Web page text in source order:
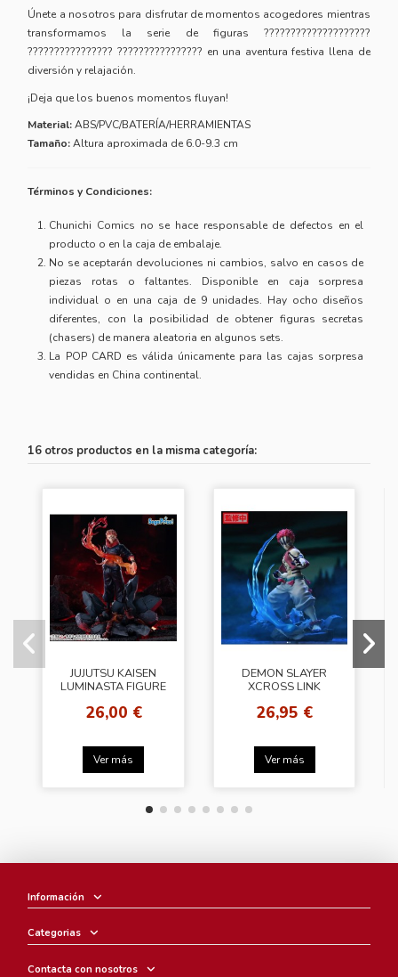
Únete a nosotros para disfrutar de momentos acogedores mientras
transformamos la serie de figuras ????????????????????
???????????????? ???????????????? en una aventura festiva llena de
diversión y relajación.
¡Deja que los buenos momentos fluyan!
Material:ABS/PVC/BATERÍA/HERRAMIENTAS
Tamaño:Altura aproximada de 6.0-9.3 cm
Términos y Condiciones:
Chunichi Comics no se hace responsable de defectos en el
producto o en la caja de embalaje.
No se aceptarán devoluciones ni cambios, salvo en casos de
piezas rotas o faltantes. Disponible en caja sorpresa
individual o en una caja de 9 unidades. Hay ocho diseños
diferentes, con la posibilidad de obtener figuras secretas
(chasers) de manera aleatoria en algunos sets.
La POP CARD es válida únicamente para las cajas sorpresa
vendidas en China continental.
16 otros productos en la misma categoría:
JUJUTSU KAISEN
LUMINASTA FIGURE
26,00 €
Ver más
DEMON SLAYER
XCROSS LINK
26,95 €
Ver más
Información
Categorias
Contacta con nosotros